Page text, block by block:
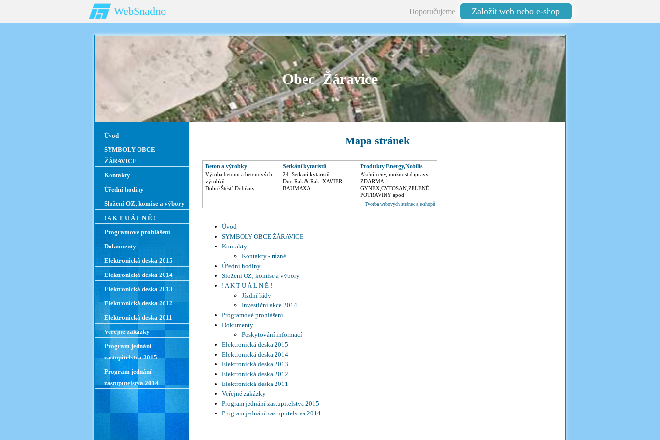
WebSnadno Doporučujeme Založit web nebo e-shop
Obec Žáravice
Mapa stránek
Beton a výrobky
Výroba betonu a betonových
výrobků
Dobré Štěstí-Dobřany
Setkání kytaristů
24. Setkání kytaristů
Duo Rak & Rak, XAVIER
BAUMAXA..
Produkty Energy,Nobilis
Akční ceny, možnost dopravy
ZDARMA
GYNEX,CYTOSAN,ZELENÉ
POTRAVINY apod
Tvorba webových stránek a e-shopů
Úvod
SYMBOLY OBCE ŽÁRAVICE
Kontakty
Kontakty - různé
Úřední hodiny
Složení OZ‚ komise a výbory
! A K T U Á L N Ě !
Jízdní řády
Investiční akce 2014
Programové prohlášení
Dokumenty
Poskytování informací
Elektronická deska 2015
Elektronická deska 2014
Elektronická deska 2013
Elektronická deska 2012
Elektronická deska 2011
Veřejné zakázky
Program jednání zastupitelstva 2015
Program jednání zastuputelstva 2014
Úvod
SYMBOLY OBCE
ŽÁRAVICE
Kontakty
Úřední hodiny
Složení OZ‚ komise a výbory
! A K T U Á L N Ě !
Programové prohlášení
Dokumenty
Elektronická deska 2015
Elektronická deska 2014
Elektronická deska 2013
Elektronická deska 2012
Elektronická deska 2011
Veřejné zakázky
Program jednání
zastupitelstva 2015
Program jednání
zastuputelstva 2014